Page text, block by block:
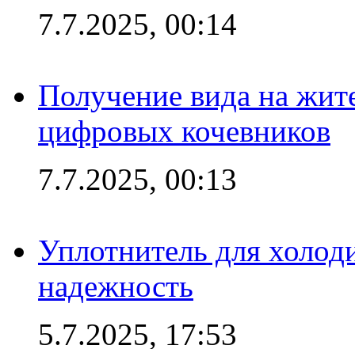
7.7.2025, 00:14
Получение вида на
цифровых кочевников
7.7.2025, 00:13
Уплотнитель для
надежность
5.7.2025, 17:53